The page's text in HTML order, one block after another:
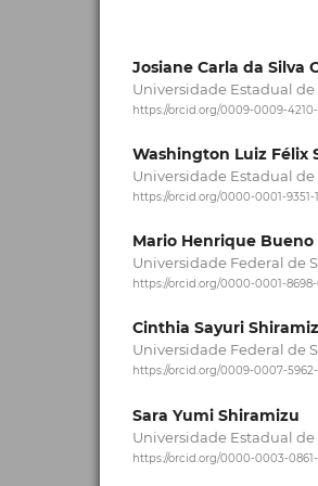
Josiane Carla da Silva
Universidade Estadual
https://orcid.org/0009-0009-
Washington Luiz Félix
Universidade Estadual de
https://orcid.org/0000-0001-9351-
Mario Henrique
Universidade Federal de
https://orcid.org/0000-0001-
Cinthia Sayuri
Universidade Federal de
https://orcid.org/0009-0007-5962-
Sara Yumi Shiramizu
Universidade Estadual
https://orcid.org/0000-0003-0861-